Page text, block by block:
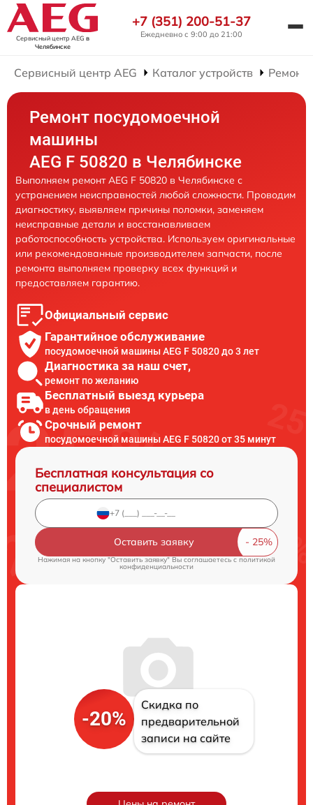
Сервисный центр AEG в
Челябинске
+7 (351) 200-51-37
Ежедневно с 9:00 до 21:00
Сервисный центр AEG Каталог устройств Ремонт
Ремонт посудомоечной
машины
AEG F 50820 в Челябинске
Выполняем ремонт AEG F 50820 в Челябинске с
устранением неисправностей любой сложности. Проводим
диагностику, выявляем причины поломки, заменяем
неисправные детали и восстанавливаем
работоспособность устройства. Используем оригинальные
или рекомендованные производителем запчасти, после
ремонта выполняем проверку всех функций и
предоставляем гарантию.
Официальный сервис
Гарантийное обслуживание
посудомоечной машины AEG F 50820 до 3 лет
Диагностика за наш счет,
ремонт по желанию
Бесплатный выезд курьера
в день обращения
Срочный ремонт
посудомоечной машины AEG F 50820 от 35 минут
Бесплатная консультация со
специалистом
Оставить заявку
Нажимая на кнопку "Оставить заявку" Вы соглашаетесь cполитикой
конфиденциальности
-20%
Скидка по
предварительной
записи на сайте